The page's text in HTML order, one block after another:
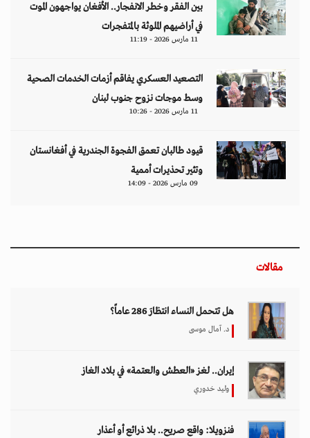
بين الفقر وخطر الانفجار.. الأفغان يواجهون الموت
في أراضيهم الملوثة بالمتفجرات
11 مارس 2026 - 11:19
التصعيد العسكري يفاقم أزمات الخدمات الصحية
وسط موجات نزوح جنوب لبنان
11 مارس 2026 - 10:26
قيود طالبان تعمق الفجوة الجندرية في أفغانستان
وتثير تحذيرات أممية
09 مارس 2026 - 14:09
مقالات
هل تتحمل النساء انتظارَ 286 عاماً؟
د. آمال موسى
إيران.. لغز «العطش والعتمة» في بلاد الغاز
وليد خدوري
فنزويلا: واقع صريح.. بلا ذرائع أو أعذار